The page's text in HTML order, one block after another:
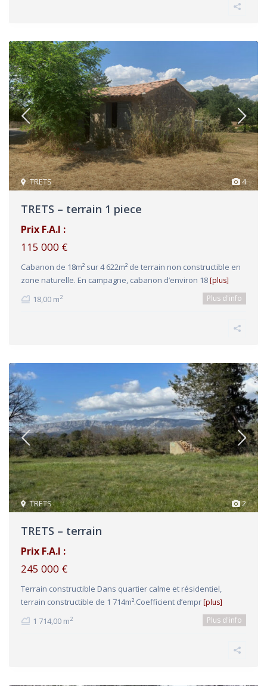
4
TRETS
TRETS – terrain 1 piece
Prix F.A.I :
115 000 €
Cabanon de 18m² sur 4 622m² de terrain non constructible en
zone naturelle. En campagne, cabanon d’environ 18 [plus]
18,00 m2 Plus d'info
2
TRETS
TRETS – terrain
Prix F.A.I :
245 000 €
Terrain constructible Dans quartier calme et résidentiel,
terrain constructible de 1 714m².Coefficient d’empr [plus]
1 714,00 m2 Plus d'info